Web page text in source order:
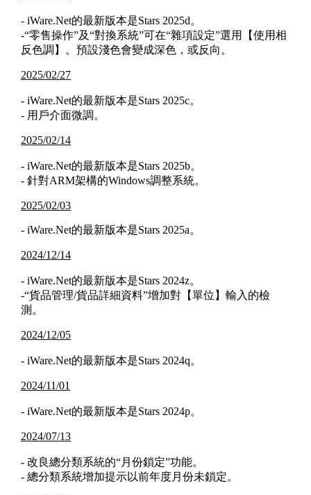
- iWare.Net的最新版本是Stars 2025d。
-“零售操作”及“對換系統”可在“雜項設定”選用【使用相
反色調】。預設淺色會變成深色，或反向。
2025/02/27
- iWare.Net的最新版本是Stars 2025c。
- 用戶介面微調。
2025/02/14
- iWare.Net的最新版本是Stars 2025b。
- 針對ARM架構的Windows調整系統。
2025/02/03
- iWare.Net的最新版本是Stars 2025a。
2024/12/14
- iWare.Net的最新版本是Stars 2024z。
-“貨品管理/貨品詳細資料”增加對【單位】輸入的檢
測。
2024/12/05
- iWare.Net的最新版本是Stars 2024q。
2024/11/01
- iWare.Net的最新版本是Stars 2024p。
2024/07/13
- 改良總分類系統的“月份鎖定”功能。
- 總分類系統增加提示以前年度月份未鎖定。